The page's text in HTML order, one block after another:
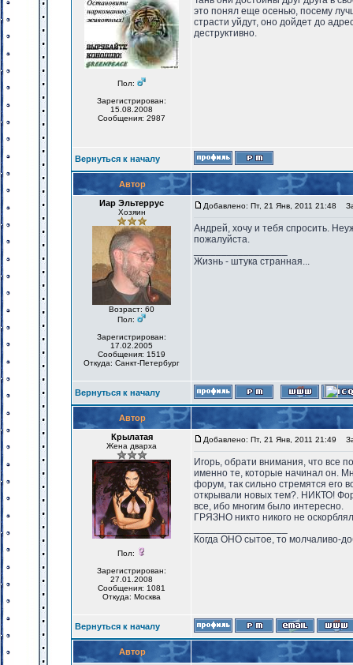
Пол:
Зарегистрирован:
15.08.2008
Сообщения: 2987
это понял еще осенью, посему
страсти уйдут, оно дойдет до
деструктивно.
Вернуться к началу
Автор
Иар Эльтеррус
Хозяин
Возраст: 60
Пол:
Зарегистрирован:
17.02.2005
Сообщения: 1519
Откуда: Санкт-Петербург
Добавлено: Пт, 21 Янв, 2011 21:48
Андрей, хочу и тебя спросить.
пожалуйста.
Жизнь - штука странная...
Вернуться к началу
Автор
Крылатая
Жена дварха
Пол:
Зарегистрирован:
27.01.2008
Сообщения: 1081
Откуда: Москва
Добавлено: Пт, 21 Янв, 2011 21:49
Игорь, обрати внимания, что все
именно те, которые начинал он.
форум, так сильно стремятся его
открывали новых тем?. НИКТО!
все, ибо многим было интересно.
ГРЯЗНО никто никого не
Когда ОНО сытое, то молчаливо-
Вернуться к началу
Автор